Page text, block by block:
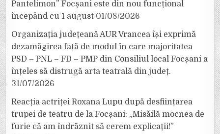
Pantelimon” Focșani este din nou funcțional
începând cu 1 august 01/08/2026
Organizația județeană AUR Vrancea își exprimă
dezamăgirea față de modul în care majoritatea
PSD – PNL – FD – PMP din Consiliul local Focșani a
înțeles să distrugă arta teatrală din județ.
31/07/2026
Reacția actriței Roxana Lupu după desființarea
trupei de teatru de la Focșani: „Misăilă mocnea de
furie că am îndrăznit să cerem explicații!”